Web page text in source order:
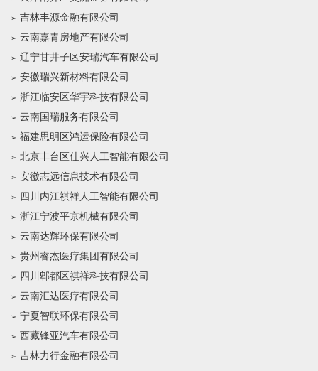
吉林丰源金融有限公司
云南嘉青房地产有限公司
辽宁甘井子区安瑞汽车有限公司
安徽瑞兴新材料有限公司
浙江临安区华宇科技有限公司
云南国瑞服务有限公司
福建思明区鸿运保险有限公司
北京丰台区佳兴人工智能有限公司
安徽志远信息技术有限公司
四川内江祺祥人工智能有限公司
浙江宁波平京机械有限公司
云南达辉环保有限公司
贵州睿杰医疗集团有限公司
四川郫都区祺祥科技有限公司
云南汇达医疗有限公司
宁夏智联环保有限公司
西藏锋亚汽车有限公司
吉林力行金融有限公司